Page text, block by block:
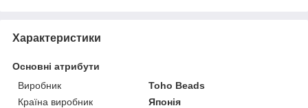
Характеристики
Основні атрибути
Виробник
Toho Beads
Країна виробник
Японія